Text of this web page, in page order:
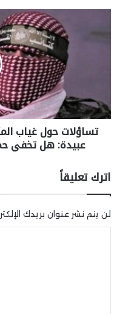
تساؤلات حول غياب
عبيدة: هل تخفي
اترك تعليقاً
لن يتم نشر عنوان بريدك